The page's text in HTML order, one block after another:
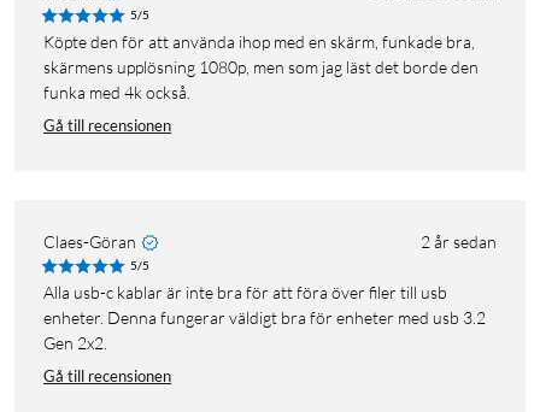
5/5
Köpte den för att använda ihop med en skärm, funkade bra,
skärmens upplösning 1080p, men som jag läst det borde den
funka med 4k också.
Gå till recensionen
Claes-Göran 2 år sedan
5/5
Alla usb-c kablar är inte bra för att föra över filer till usb
enheter. Denna fungerar väldigt bra för enheter med usb 3.2
Gen 2x2.
Gå till recensionen